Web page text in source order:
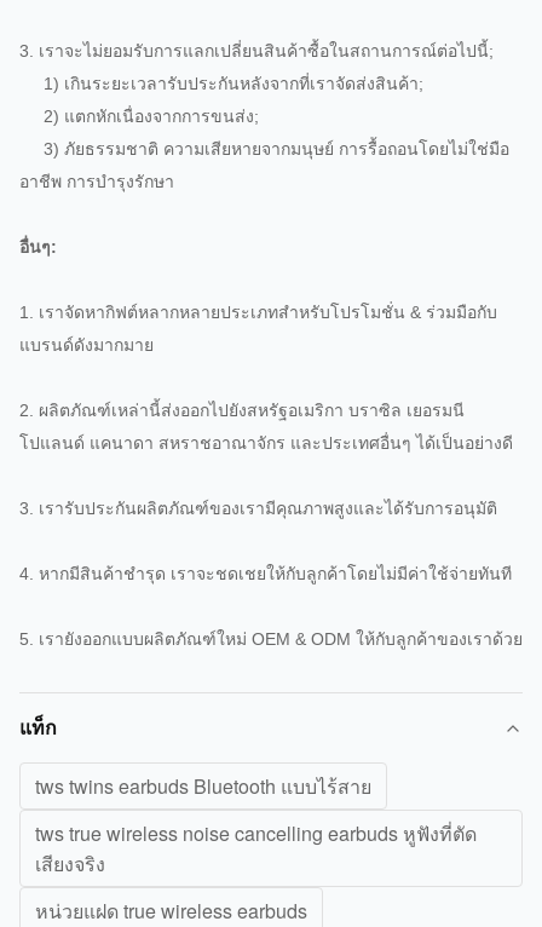
3. เราจะไม่ยอมรับการแลกเปลี่ยนสินค้าซื้อในสถานการณ์ต่อไปนี้;
1) เกินระยะเวลารับประกันหลังจากที่เราจัดส่งสินค้า;
2) แตกหักเนื่องจากการขนส่ง;
3) ภัยธรรมชาติ ความเสียหายจากมนุษย์ การรื้อถอนโดยไม่ใช่มือ
อาชีพ การบำรุงรักษา
อื่นๆ:
1. เราจัดหากิฟต์หลากหลายประเภทสำหรับโปรโมชั่น & ร่วมมือกับ
แบรนด์ดังมากมาย
2. ผลิตภัณฑ์เหล่านี้ส่งออกไปยังสหรัฐอเมริกา บราซิล เยอรมนี
โปแลนด์ แคนาดา สหราชอาณาจักร และประเทศอื่นๆ ได้เป็นอย่างดี
3. เรารับประกันผลิตภัณฑ์ของเรามีคุณภาพสูงและได้รับการอนุมัติ
4. หากมีสินค้าชำรุด เราจะชดเชยให้กับลูกค้าโดยไม่มีค่าใช้จ่ายทันที
5. เรายังออกแบบผลิตภัณฑ์ใหม่ OEM & ODM ให้กับลูกค้าของเราด้วย
แท็ก
tws twins earbuds Bluetooth แบบไร้สาย
tws true wireless noise cancelling earbuds หูฟังที่ตัด
เสียงจริง
หน่วยแฝด true wireless earbuds